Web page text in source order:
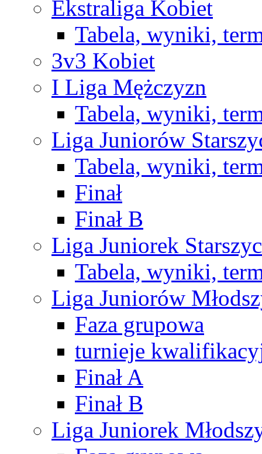
Ekstraliga Kobiet
Tabela, wyniki,
3v3 Kobiet
I Liga Mężczyzn
Tabela, wyniki,
Liga Juniorów
Tabela, wyniki,
Finał
Finał B
Liga Juniorek
Tabela, wyniki,
Liga Juniorów
Faza grupowa
turnieje
Finał A
Finał B
Liga Juniorek